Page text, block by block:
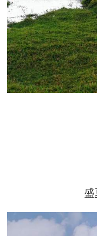
盛夏